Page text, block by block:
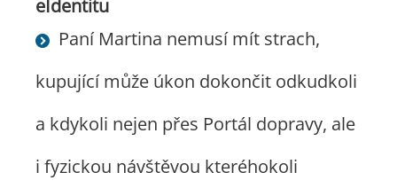
eIdentitu
Paní Martina nemusí mít strach,
kupující může úkon dokončit odkudkoli
a kdykoli nejen přes Portál dopravy, ale
i fyzickou návštěvou kteréhokoli